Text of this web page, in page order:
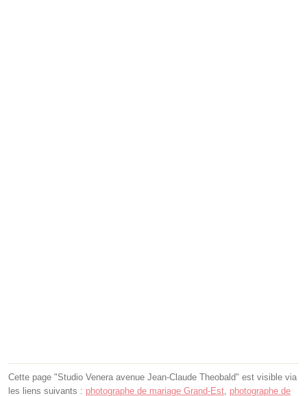
Cette page "Studio Venera avenue Jean-Claude Theobald" est visible via
les liens suivants : photographe de mariage Grand-Est, photographe de